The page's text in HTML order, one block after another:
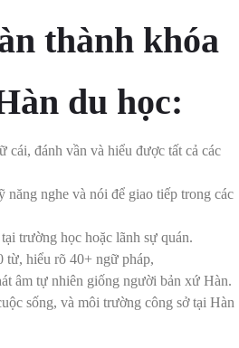
thành khóa
du học:
cái, đánh vần và hiểu được tất cả các
năng nghe và nói để giao tiếp trong các
trường học hoặc lãnh sự quán.
từ, hiểu rõ 40+ ngữ pháp,
âm tự nhiên giống người bản xứ Hàn.
sống, và môi trường công sở tại Hàn